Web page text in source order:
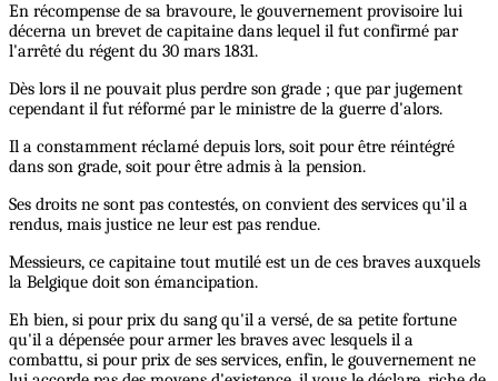
En récompense de sa bravoure, le gouvernement provisoire lui
décerna un brevet de capitaine dans lequel il fut confirmé par
l'arrêté du régent du 30 mars 1831.
Dès lors il ne pouvait plus perdre son grade ; que par jugement
cependant il fut réformé par le ministre de la guerre d'alors.
Il a constamment réclamé depuis lors, soit pour être réintégré
dans son grade, soit pour être admis à la pension.
Ses droits ne sont pas contestés, on convient des services qu'il a
rendus, mais justice ne leur est pas rendue.
Messieurs, ce capitaine tout mutilé est un de ces braves auxquels
la Belgique doit son émancipation.
Eh bien, si pour prix du sang qu'il a versé, de sa petite fortune
qu'il a dépensée pour armer les braves avec lesquels il a
combattu, si pour prix de ses services, enfin, le gouvernement ne